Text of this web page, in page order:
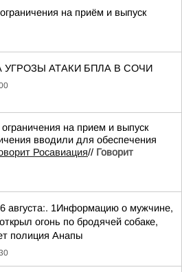
на приём и выпуск
УГРОЗЫ АТАКИ БПЛА В СОЧИ
на прием и выпуск
вводили для обеспечения
Росавиация// Говорит
августа:. 1Информацию о мужчине,
огонь по бродячей собаке,
полиция Анапы